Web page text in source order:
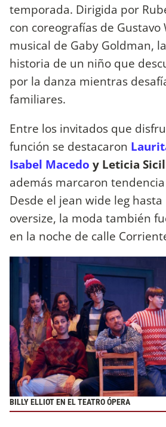
temporada. Dirigida por
con coreografías de Gustavo
musical de Gaby Goldman,
historia de un niño que
por la danza mientras
familiares.
Entre los invitados que
función se destacaron
Isabel Macedo y Leticia
además marcaron
Desde el jean wide leg
oversize, la moda también
en la noche de calle
BILLY ELLIOT EN EL TEATRO ÓPERA